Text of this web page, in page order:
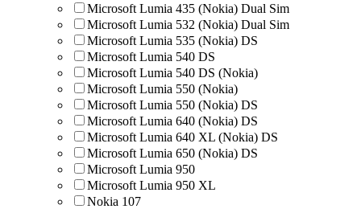
Microsoft Lumia 435 (Nokia) Dual Sim
Microsoft Lumia 532 (Nokia) Dual Sim
Microsoft Lumia 535 (Nokia) DS
Microsoft Lumia 540 DS
Microsoft Lumia 540 DS (Nokia)
Microsoft Lumia 550 (Nokia)
Microsoft Lumia 550 (Nokia) DS
Microsoft Lumia 640 (Nokia) DS
Microsoft Lumia 640 XL (Nokia) DS
Microsoft Lumia 650 (Nokia) DS
Microsoft Lumia 950
Microsoft Lumia 950 XL
Nokia 107